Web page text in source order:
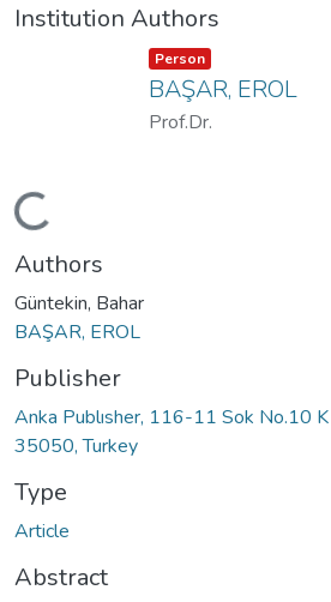
Institution Authors
Loading...
Item type:
Person ,
BAŞAR, EROL
Prof.Dr.
Authors
Güntekin, Bahar
BAŞAR, EROL
Publisher
Anka Publısher, 116-11 Sok No.10
35050, Turkey
Type
Article
Abstract